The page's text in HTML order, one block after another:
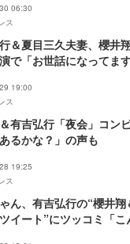
06:30
ス
＆夏目三久夫妻、櫻井
で「お世話になってま
19:00
ス
有吉弘行「夜会」コン
るかな？」の声も
19:25
ス
ん、有吉弘行の“櫻井
イート”にツッコミ「